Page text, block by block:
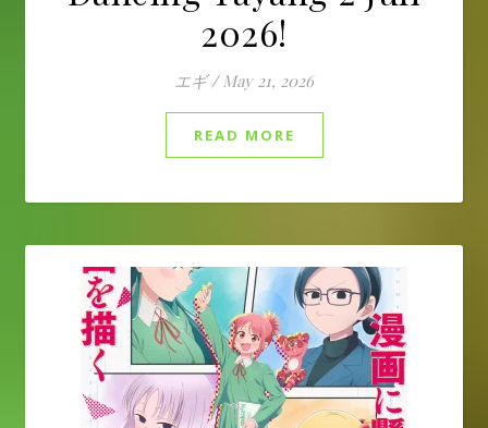
2026!
エギ / May 21, 2026
READ MORE